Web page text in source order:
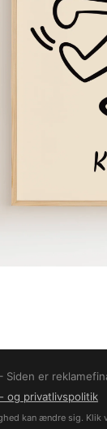
Siden er
og privatlivspolitik
kan ændre sig. Klik